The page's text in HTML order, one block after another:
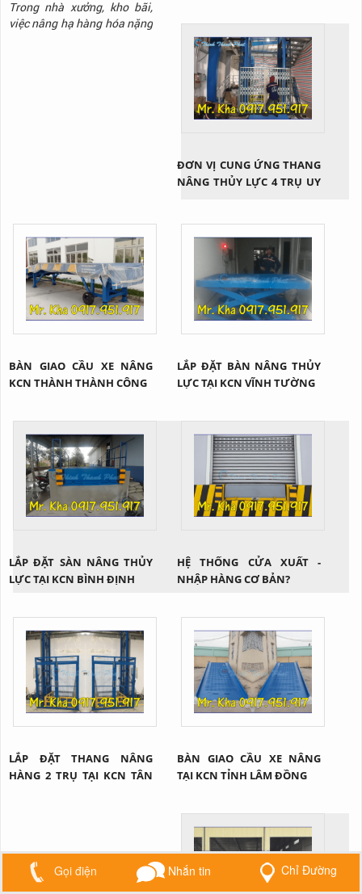
Trong nhà xưởng, kho bãi,
việc nâng hạ hàng hóa nặng
ĐƠN VỊ CUNG ỨNG THANG
NÂNG THỦY LỰC 4 TRỤ UY
BÀN GIAO CẦU XE NÂNG
KCN THÀNH THÀNH CÔNG
LẮP ĐẶT BÀN NÂNG THỦY
LỰC TẠI KCN VĨNH TƯỜNG
LẮP ĐẶT SÀN NÂNG THỦY
LỰC TẠI KCN BÌNH ĐỊNH
HỆ THỐNG CỬA XUẤT -
NHẬP HÀNG CƠ BẢN?
LẮP ĐẶT THANG NÂNG
HÀNG 2 TRỤ TẠI KCN TÂN
BÀN GIAO CẦU XE NÂNG
TẠI KCN TỈNH LÂM ĐỒNG
Gọi điện Nhắn tin Chỉ Đường